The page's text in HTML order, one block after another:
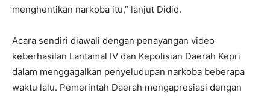
menghentikan narkoba itu,” lanjut Didid.
Acara sendiri diawali dengan penayangan video
keberhasilan Lantamal IV dan Kepolisian Daerah Kepri
dalam menggagalkan penyeludupan narkoba beberapa
waktu lalu. Pemerintah Daerah mengapresiasi dengan